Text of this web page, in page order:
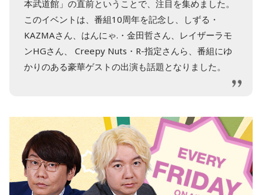
本武道館」の直前ということで、注目を集めました。
このイベントは、番組10周年を記念し、しずる・
KAZMAさん、はんにゃ.・金田哲さん、レイザーラモ
ンHGさん、 Creepy Nuts・R-指定さんら、番組にゆ
かりのある豪華ゲストの出演も話題となりました。